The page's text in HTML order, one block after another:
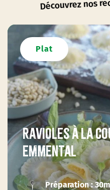
Ravioles à la
emmental
Plat
Préparation :